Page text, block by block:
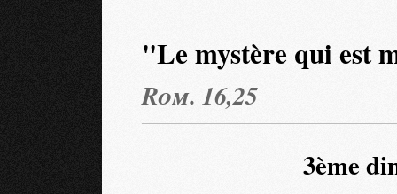
"Le mystère qui est
Rom. 16,25
3ème